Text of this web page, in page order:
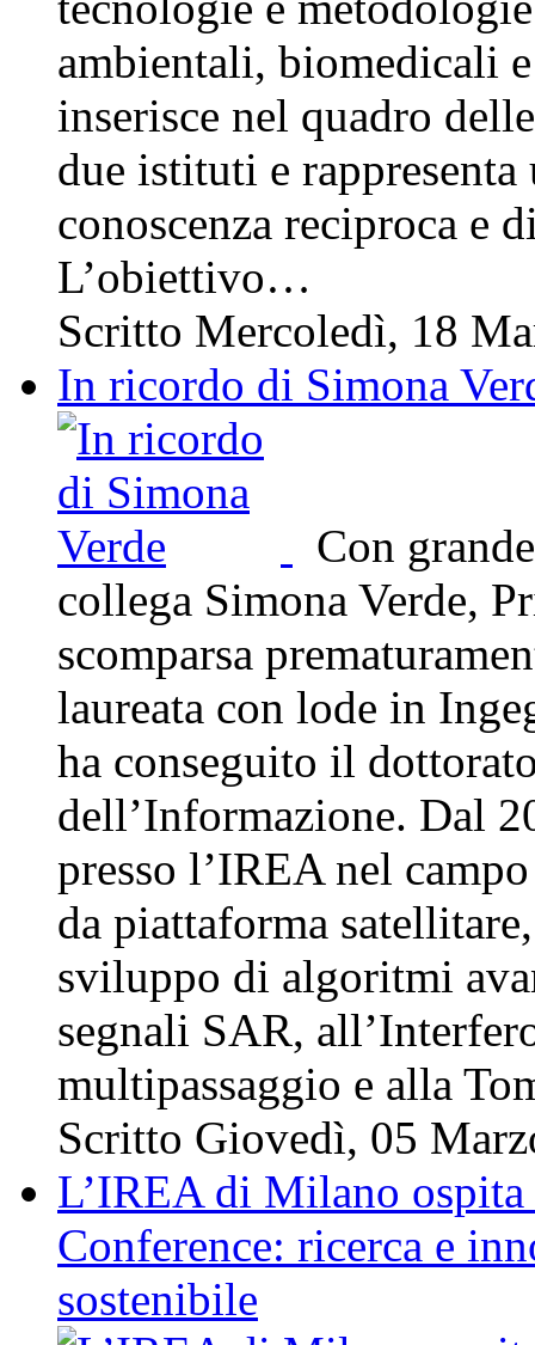
ambientali, biomedicali
inserisce nel quadro
due istituti e
conoscenza reciproca e
L’obiettivo…
Scritto Mercoledì, 18
In ricordo di Simona
Con
collega Simona Verde,
scomparsa
laureata con lode in
ha conseguito il
dell’Informazione. Dal
presso l’IREA nel
da piattaforma
sviluppo di algoritmi
segnali SAR,
multipassaggio e alla
Scritto Giovedì, 05
L’IREA di Milano
Conference: ricerca e
sostenibile